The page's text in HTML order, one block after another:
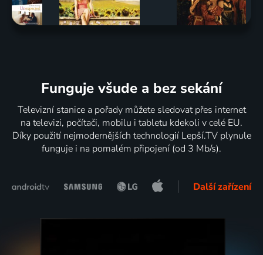
Funguje všude a bez sekání
Televizní stanice a pořady můžete sledovat přes internet
na televizi, počítači, mobilu i tabletu kdekoli v celé EU.
Díky použití nejmodernějších technologií Lepší.TV plynule
funguje i na pomalém připojení (od 3 Mb/s).
Další zařízení